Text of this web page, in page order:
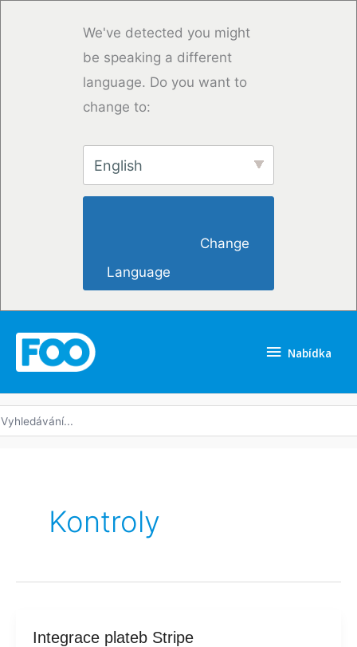
We've detected you might
be speaking a different
language. Do you want to
change to:
English
Language
Nabídka
Kontroly
Integrace plateb Stripe
Integrace